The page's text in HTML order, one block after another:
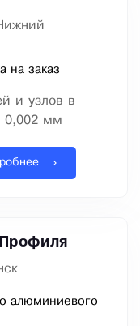
на заказ
и узлов в
0,002 мм
алюминиевого